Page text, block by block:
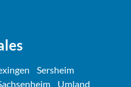
Sersheim
Umland